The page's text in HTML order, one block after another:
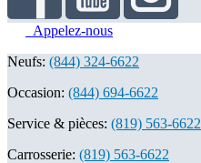
Appelez-nous
Neufs: (844) 324-6622
Occasion: (844) 694-6622
Service & pièces: (819) 563-6622
Carrosserie: (819) 563-6622